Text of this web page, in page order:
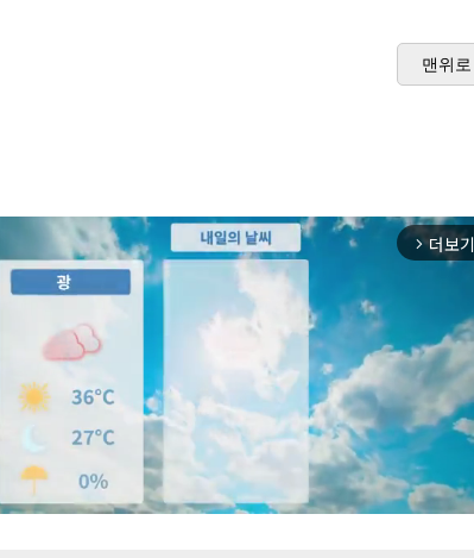
맨위로
arrow_forward_ios 더보기